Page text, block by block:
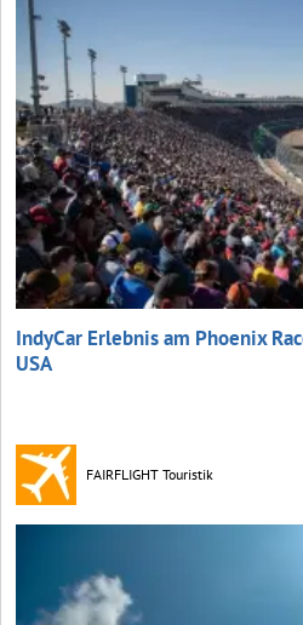
IndyCar Erlebnis am Phoenix
USA
FAIRFLIGHT Touristik